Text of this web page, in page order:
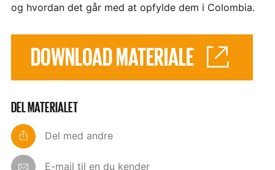
og hvordan det går med at opfylde dem i Colombia.
DOWNLOAD MATERIALE
DEL MATERIALET
Del med andre
E-mail til en du kender